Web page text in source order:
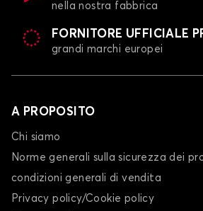
nella nostra fabbrica
FORNITORE UFFICIALE
grandi marchi europei
A PROPOSITO
Chi siamo
Norme generali sulla sicurezza dei
condizioni generali di vendita
Privacy policy/Cookie policy